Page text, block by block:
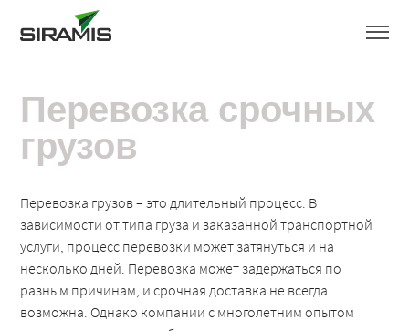
Перевозка срочных
грузов
Перевозка грузов – это длительный процесс. В
зависимости от типа груза и заказанной транспортной
услуги, процесс перевозки может затянуться и на
несколько дней. Перевозка может задержаться по
разным причинам, и срочная доставка не всегда
возможна. Однако компании с многолетним опытом